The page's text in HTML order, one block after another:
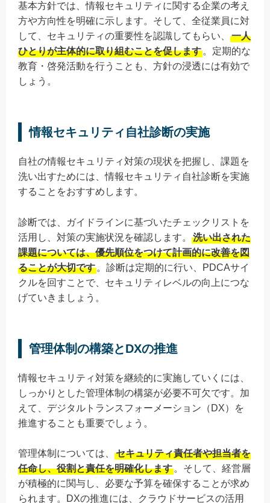
基本方針では、情報セキュリティに関する企業の考え
方や方向性を明確に示します。そして、全従業員に対
して、セキュリティの重要性を認識してもらい、
一人
ひとりが主体的に取り組むことを促します 。定期的な
教育・啓発活動を行うことも、方針の浸透には有効で
しょう。
情報セキュリティ自社診断の実施
自社の情報セキュリティ対策の現状を把握し、課題を
洗い出すためには、情報セキュリティ自社診断を実施
することをおすすめします。
診断では、ガイドラインに基づいたチェックリストを
活用し、対策の実施状況を確認します。
洗い出された
課題については、優先順位をつけて計画的に改善を図
ることが大切です 。診断は定期的に行い、PDCAサイ
クルを回すことで、セキュリティレベルの向上につな
げていきましょう。
管理体制の構築とDXの推進
情報セキュリティ対策を継続的に実施していくには、
しっかりとした管理体制の構築が必要不可欠です。加
えて、デジタルトランスフォーメーション（DX）を
推進することも重要でしょう。
管理体制については、
セキュリティ責任者や担当者を
任命し、役割と責任を明確化します 。そして、経営層
が積極的に関与し、必要な予算を確保することが求め
られます。DXの推進には、クラウドサービスの活用